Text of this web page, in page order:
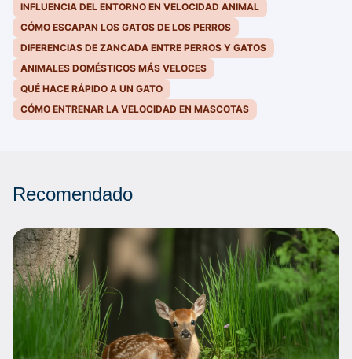
INFLUENCIA DEL ENTORNO EN VELOCIDAD ANIMAL
CÓMO ESCAPAN LOS GATOS DE LOS PERROS
DIFERENCIAS DE ZANCADA ENTRE PERROS Y GATOS
ANIMALES DOMÉSTICOS MÁS VELOCES
QUÉ HACE RÁPIDO A UN GATO
CÓMO ENTRENAR LA VELOCIDAD EN MASCOTAS
Recomendado